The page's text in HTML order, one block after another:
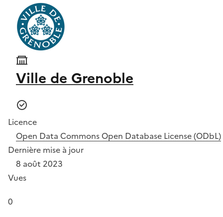
Ville de Grenoble
Licence
Open Data Commons Open Database License (ODbL)
Dernière mise à jour
8 août 2023
Vues
0